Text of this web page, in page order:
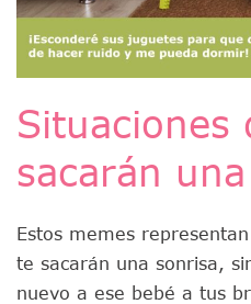
Situaciones
sacarán
Estos memes
te sacarán una sonrisa,
nuevo a ese bebé a tus